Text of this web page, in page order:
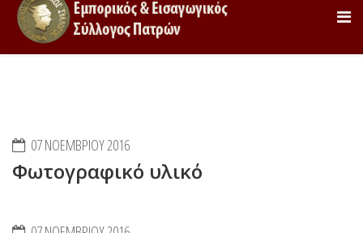
07 ΝΟΕΜΒΡΊΟΥ 2016
Φωτογραφικό υλικό